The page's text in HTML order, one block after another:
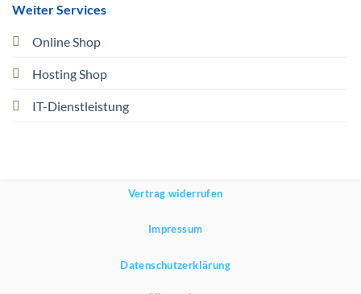
Weiter Services
Online Shop
Hosting Shop
IT-Dienstleistung
Vertrag widerrufen
Impressum
Datenschutzerklärung